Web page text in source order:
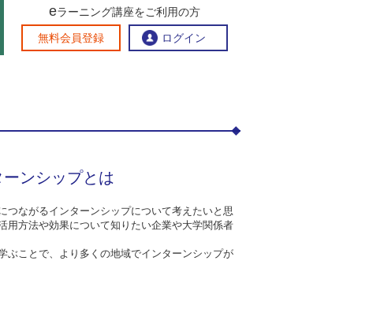
官民連携講座
お問い合わせ
連携交流ひろば
地方創生に役立つコンテンツ集
eラーニング講座をご利用の方
無料会員登録 ログイン
>167：地域にも企業にもメリットのあるインターンシップと
ンシップとは
つながるインターンシップについて考えたいと思
用方法や効果について知りたい企業や大学関係者
ぶことで、より多くの地域でインターンシップが